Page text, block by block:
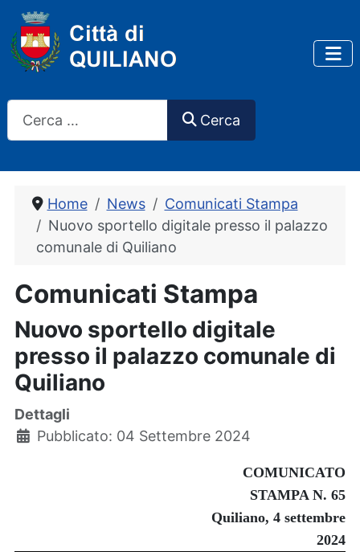
Cerca
Home News
Comunicati Stampa
Nuovo sportello digitale presso il palazzo
comunale di Quiliano
Comunicati Stampa
Nuovo sportello digitale
presso il palazzo comunale di
Quiliano
Dettagli
Pubblicato: 04 Settembre 2024
COMUNICATO
STAMPA N. 65
Quiliano, 4 settembre
2024